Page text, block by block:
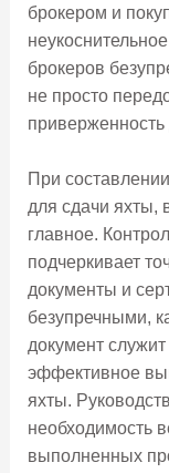
брокером и
брокеров
не просто
При
для сдачи яхты,
главное.
подчеркивает
документы и
безупречными,
документ
эффективное
яхты.
необходимость
выполненных